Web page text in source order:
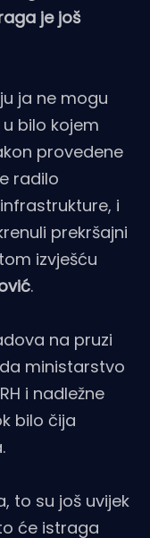
je još
ja ne mogu
bilo kojem
provedene
radilo
i
prekršajni
izvješću
.
na pruzi
ministarstvo
i nadležne
bilo čija
to su još uvijek
će istraga